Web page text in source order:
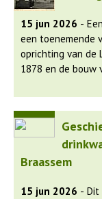
1915, werd een
rol in de
en
overbodig, maar
een nieuwe
15 jun 2026 -
een toenemende
oprichting van de
1878 en de
Braassem
15 jun 2026 - Dit